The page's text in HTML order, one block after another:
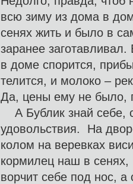
всю зиму из дома в
сенях жить и было в
заранее
в доме спорится,
телится, и молоко –
Да, цены ему не было,
А Бублик знай себе,
удовольствия. На
колом на веревках
кормилец наш в сенях,
ворчит себе под нос, а